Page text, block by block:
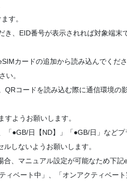
す。
き、EID番号が表示されれば対象端末
カードの追加から読み込んでくださ
い。
コードを読み込む際に通信環境の
ようお願いします。
●GB/日【ND】」「●GB/日」など
しないようお願いします。
、マニュアル設定が可能なため下
ィベート中」、「オンアクティベー